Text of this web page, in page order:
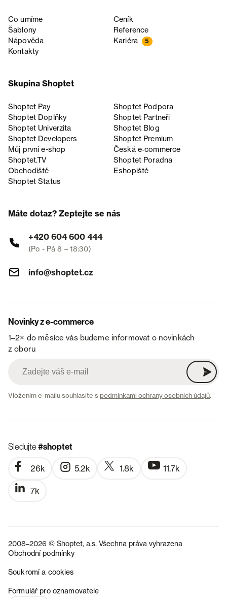
Co umíme
Ceník
Šablony
Reference
Nápověda
Kariéra 5
Kontakty
Skupina Shoptet
Shoptet Pay
Shoptet Podpora
Shoptet Doplňky
Shoptet Partneři
Shoptet Univerzita
Shoptet Blog
Shoptet Developers
Shoptet Premium
Můj první e-shop
Česká e‑commerce
Shoptet.TV
Shoptet Poradna
Obchodiště
Eshopiště
Shoptet Status
Máte dotaz? Zeptejte se nás
+420 604 600 444
(Po - Pá 8 – 18:30)
info@shoptet.cz
Novinky z e-commerce
1–2× do měsíce vás budeme informovat o novinkách
z oboru
Vložením e-mailu souhlasíte spodmínkami ochrany osobních údajů.
Sledujte#shoptet
26k 5.2k 1.8k 11.7k
7k
2008–2026 © Shoptet, a.s. Všechna práva vyhrazena
Obchodní podmínky
Soukromí a cookies
Formulář pro oznamovatele